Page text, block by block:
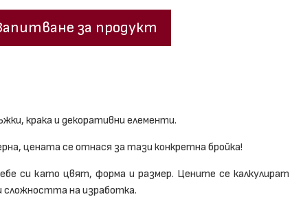
за продукт
крака и декоративни елементи.
цената се отнася за тази конкретна бройка!
си като цвят, форма и размер. Цените се калкулират
сложността на изработка.